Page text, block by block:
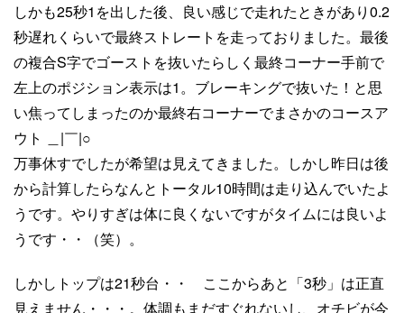
しかも25秒1を出した後、良い感じで走れたときがあり0.2
秒遅れくらいで最終ストレートを走っておりました。最後
の複合S字でゴーストを抜いたらしく最終コーナー手前で
左上のポジション表示は1。ブレーキングで抜いた！と思
い焦ってしまったのか最終右コーナーでまさかのコースア
ウト ＿|￣|○
万事休すでしたが希望は見えてきました。しかし昨日は後
から計算したらなんとトータル10時間は走り込んでいたよ
うです。やりすぎは体に良くないですがタイムには良いよ
うです・・（笑）。
しかしトップは21秒台・・ ここからあと「3秒」は正直
見えません・・・。体調もまだすぐれないし、オチビが今